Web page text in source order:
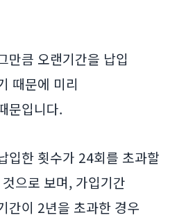
만큼 오랜기간을 납입
때문에 미리
문입니다.
입한 횟수가 24회를 초과할
으로 보며, 가입기간
간이 2년을 초과한 경우